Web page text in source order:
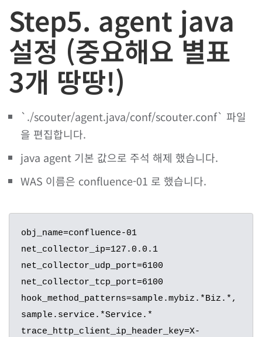
Step5. agent java
설정 (중요해요 별표
3개 땅땅!)
`./scouter/agent.java/conf/scouter.conf` 파일
을 편집합니다.
java agent 기본 값으로 주석 해제 했습니다.
WAS 이름은 confluence-01 로 했습니다.
obj_name=confluence-01
net_collector_ip=127.0.0.1
net_collector_udp_port=6100
net_collector_tcp_port=6100
hook_method_patterns=sample.mybiz.*Biz.*,
sample.service.*Service.*
trace_http_client_ip_header_key=X-